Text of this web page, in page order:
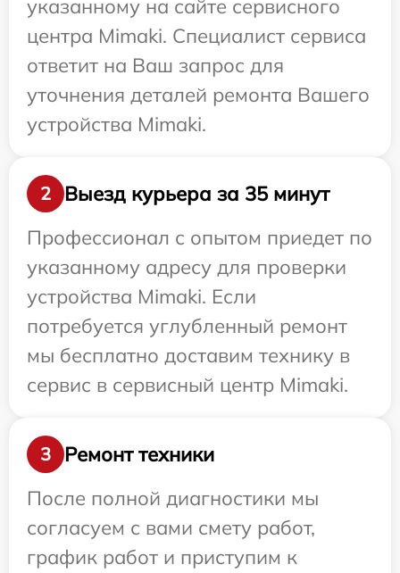
указанному на сайте сервисного
центра Mimaki. Специалист сервиса
ответит на Ваш запрос для
уточнения деталей ремонта Вашего
устройства Mimaki.
2
Выезд курьера за 35 минут
Профессионал с опытом приедет по
указанному адресу для проверки
устройства Mimaki. Если
потребуется углубленный ремонт
мы бесплатно доставим технику в
сервис в сервисный центр Mimaki.
3
Ремонт техники
После полной диагностики мы
согласуем с вами смету работ,
график работ и приступим к